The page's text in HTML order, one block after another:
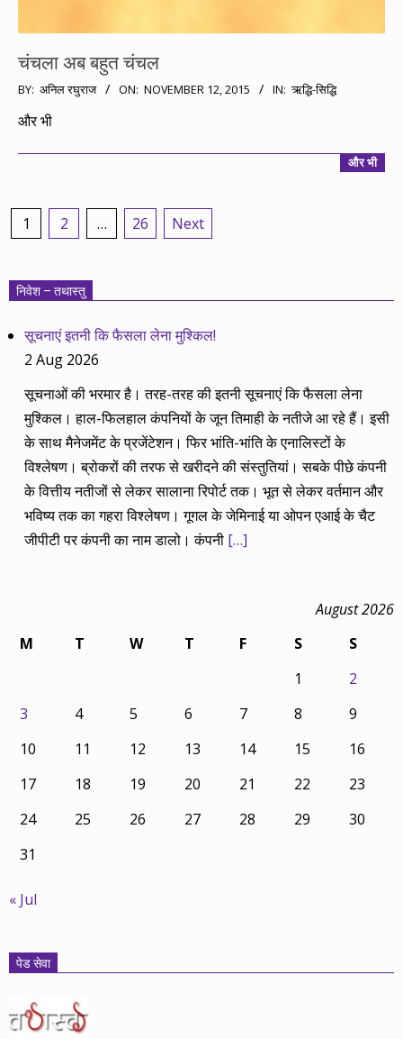
चंचला अब बहुत चंचल
2015-
11-
BY: अनिल रघुराज ON: NOVEMBER 12, 2015 IN: ऋद्धि-सिद्धि
और भी
और भी
Posts
1 2 … 26 Next
निवेश – तथास्तु
सूचनाएं इतनी कि फैसला लेना मुश्किल!
2 Aug 2026
सूचनाओं की भरमार है। तरह-तरह की इतनी सूचनाएं कि फैसला लेना
मुश्किल। हाल-फिलहाल कंपनियों के जून तिमाही के नतीजे आ रहे हैं। इसी
के साथ मैनेजमेंट के प्रजेंटेशन। फिर भांति-भांति के एनालिस्टों के
विश्लेषण। ब्रोकरों की तरफ से खरीदने की संस्तुतियां। सबके पीछे कंपनी
के वित्तीय नतीजों से लेकर सालाना रिपोर्ट तक। भूत से लेकर वर्तमान और
भविष्य तक का गहरा विश्लेषण। गूगल के जेमिनाई या ओपन एआई के चैट
जीपीटी पर कंपनी का नाम डालो। कंपनी […]
August 2026
M
T W T F S
S
1
2
3
4 5 6 7 8
9
10
11 12 13 14 15
16
17
18 19 20 21 22
23
24
25 26 27 28 29
30
31
« Jul
पेड सेवा